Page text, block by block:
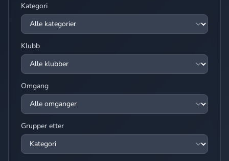
Kategori
Klubb
Omgang
Grupper etter